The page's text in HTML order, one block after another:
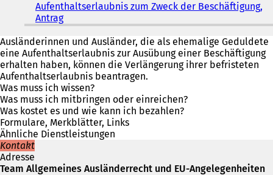
Aufenthaltserlaubnis zum Zweck der Beschäftigung,
Antrag(
Ö
f
f
n
e
t
i
n
e
i
m
Ausländerinnen und Ausländer, die als ehemalige Geduldete
eine Aufenthaltserlaubnis zur Ausübung einer Beschäftigung
erhalten haben, können die Verlängerung ihrer befristeten
Aufenthaltserlaubnis beantragen.
Was muss ich wissen?
Was muss ich mitbringen oder einreichen?
Was kostet es und wie kann ich bezahlen?
Formulare, Merkblätter, Links
Ähnliche Dienstleistungen
Kontakt
Adresse
Team Allgemeines Ausländerrecht und EU-Angelegenheiten